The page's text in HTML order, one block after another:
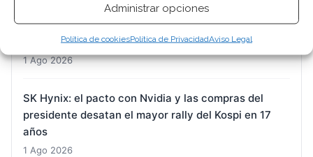
Administrar opciones
Política de cookiesPolítica de PrivacidadAviso Legal
Micron: el gigante de la memoria que baila al filo de
la navaja entre récords históricos y una liquidación
forzosa
1 Ago 2026
SK Hynix: el pacto con Nvidia y las compras del
presidente desatan el mayor rally del Kospi en 17
años
1 Ago 2026